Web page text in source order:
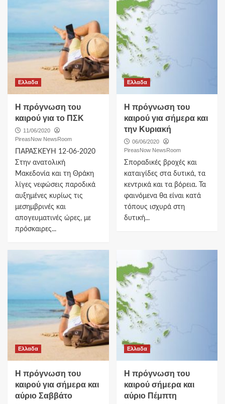
Ελλαδα
Η πρόγνωση του
καιρού για το ΠΣΚ
11/06/2020
PireasNow NewsRoom
ΠΑΡΑΣΚΕΥΗ 12-06-2020
Στην ανατολική
Μακεδονία και τη Θράκη
λίγες νεφώσεις παροδικά
αυξημένες κυρίως τις
μεσημβρινές και
απογευματινές ώρες, με
πρόσκαιρες...
Ελλαδα
H πρόγνωση του
καιρού για σήμερα και
την Κυριακή
06/06/2020
PireasNow NewsRoom
Σποραδικές βροχές και
καταιγίδες στα δυτικά, τα
κεντρικά και τα βόρεια. Τα
φαινόμενα θα είναι κατά
τόπους ισχυρά στη
δυτική...
Ελλαδα
H πρόγνωση του
καιρού για σήμερα και
αύριο Σαββάτο
Ελλαδα
Η πρόγνωση του
καιρού σήμερα και
αύριο Πέμπτη